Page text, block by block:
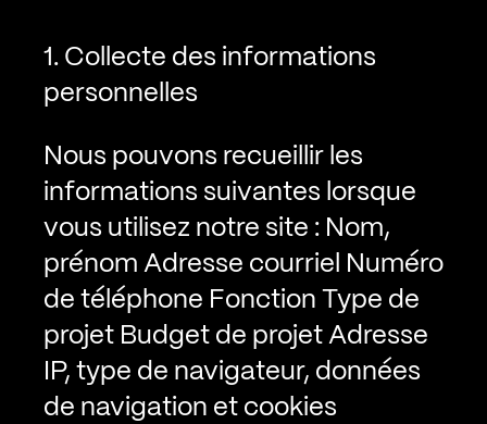
1. Collecte des informations
personnelles
Nous pouvons recueillir les
informations suivantes lorsque
vous utilisez notre site : Nom,
prénomAdresse courriel Numéro
de téléphone FonctionType de
projet Budget de projetAdresse
IP, type de navigateur, données
de navigation et cookies